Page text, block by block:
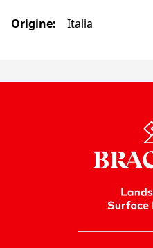
Origine: Italia